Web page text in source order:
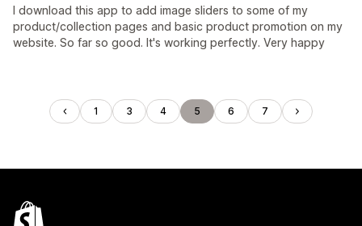
I download this app to add image sliders to some of my
product/collection pages and basic product promotion on my
website. So far so good. It's working perfectly. Very happy
1 3 4 5 6 7